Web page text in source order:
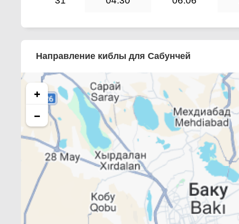
Направление киблы для Сабунчей
+
−